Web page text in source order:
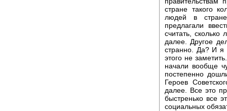
стране такого
людей в
предлагали
считать, сколько
далее. Другое
странно. Да? И я
этого не
начали вообще
постепенно
Героев
далее. Все это
быстренько все
социальных